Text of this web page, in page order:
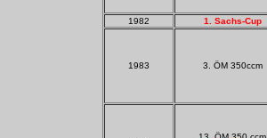
1982 1. Sachs-Cup
1983 3. ÖM 350ccm